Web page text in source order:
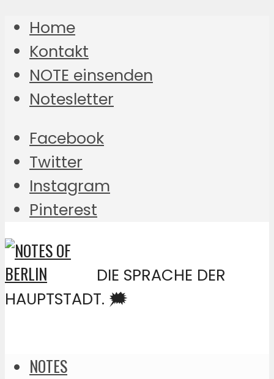
Home
Kontakt
NOTE einsenden
Notesletter
Facebook
Twitter
Instagram
Pinterest
DIE SPRACHE DER
HAUPTSTADT. 🗯️
NOTES